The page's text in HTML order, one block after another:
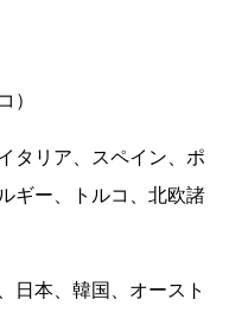
）
タリア、スペイン、ポ
ギー、トルコ、北欧諸
日本、韓国、オースト